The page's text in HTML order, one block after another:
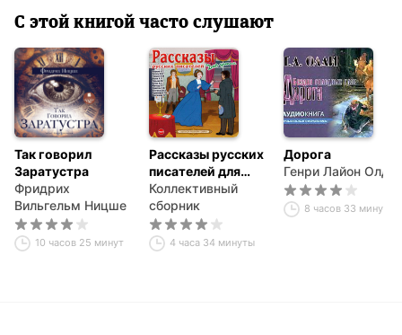
С этой книгой часто слушают
Так говорил
Заратустра
Фридрих
Вильгельм Ницше
10 часов 25 минут
Рассказы русских
писателей для
детей
Коллективный
сборник
4 часа 34 минуты
Дорога
Генри Лайон Олди
8 часов 33 минуты